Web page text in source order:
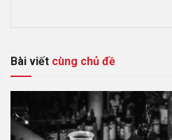
Bài viết cùng chủ đề